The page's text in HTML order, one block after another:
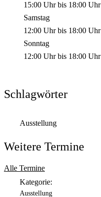
15:00 Uhrbis 18:00 Uhr
Samstag
12:00 Uhrbis 18:00 Uhr
Sonntag
12:00 Uhrbis 18:00 Uhr
Schlagwörter
Ausstellung
Weitere Termine
Alle Termine
Kategorie:
Ausstellung